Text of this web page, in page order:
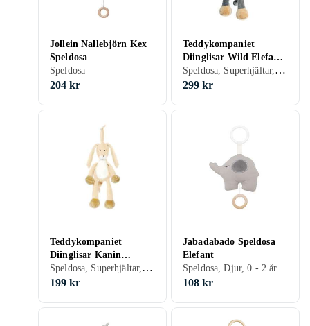
Jollein Nallebjörn Kex
Speldosa
Speldosa
204 kr
Teddykompaniet
Diinglisar Wild Elefant
Speldosa
Speldosa, Superhjältar, Djur, Seriefigurer, 0 - 2 år
299 kr
Teddykompaniet
Diinglisar Kanin
Speldosa
Speldosa, Superhjältar, Djur, Rymden, Seriefigurer, 0 - 2 år
199 kr
Jabadabado Speldosa
Elefant
Speldosa, Djur, 0 - 2 år
108 kr